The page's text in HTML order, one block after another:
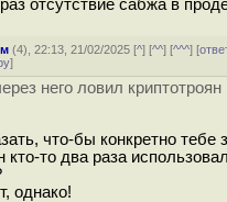
отсутствие сабжа в
(4), 22:13, 21/02/2025 [^] [^^] [^^^] [
]
него ловил криптотроян
что-бы конкретно тебе
кто-то два раза
однако!